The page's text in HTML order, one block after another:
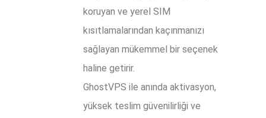
koruyan ve yerel SIM
kısıtlamalarından kaçınmanızı
sağlayan mükemmel bir seçenek
haline getirir.
GhostVPS ile anında aktivasyon,
yüksek teslim güvenilirliği ve